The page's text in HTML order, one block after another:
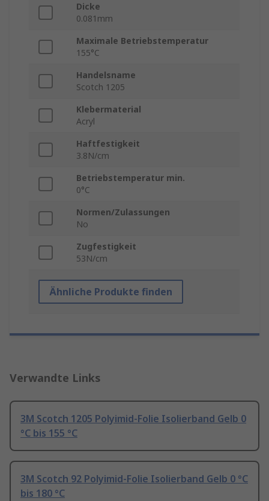
Dicke
0.081mm
Maximale Betriebstemperatur
155°C
Handelsname
Scotch 1205
Klebermaterial
Acryl
Haftfestigkeit
3.8N/cm
Betriebstemperatur min.
0°C
Normen/Zulassungen
No
Zugfestigkeit
53N/cm
Ähnliche Produkte finden
Verwandte Links
3M Scotch 1205 Polyimid-Folie Isolierband Gelb 0
°C bis 155 °C
3M Scotch 92 Polyimid-Folie Isolierband Gelb 0 °C
bis 180 °C